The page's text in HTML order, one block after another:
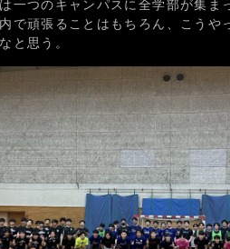
一つのキャンパスに全学部が集ま
で頑張ることはもちろん、こうや
と思う。